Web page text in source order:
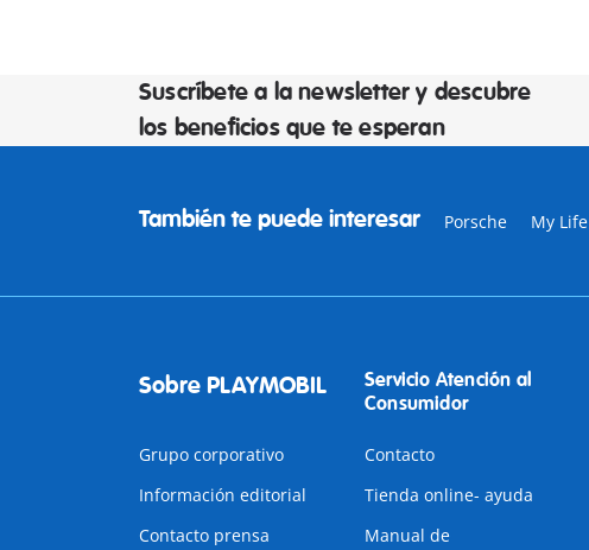
Suscríbete a la newsletter y descubre
los beneficios que te esperan
También te puede interesar Porsche My Life
Sobre PLAYMOBIL
Grupo corporativo
Información editorial
Contacto prensa
Servicio Atención al
Consumidor
Contacto
Tienda online- ayuda
Manual de